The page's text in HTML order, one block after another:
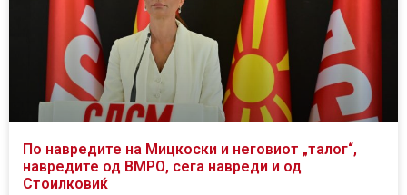
По навредите на Мицкоски и неговиот „талог“,
навредите од ВМРО, сега навреди и од
Стоилковиќ